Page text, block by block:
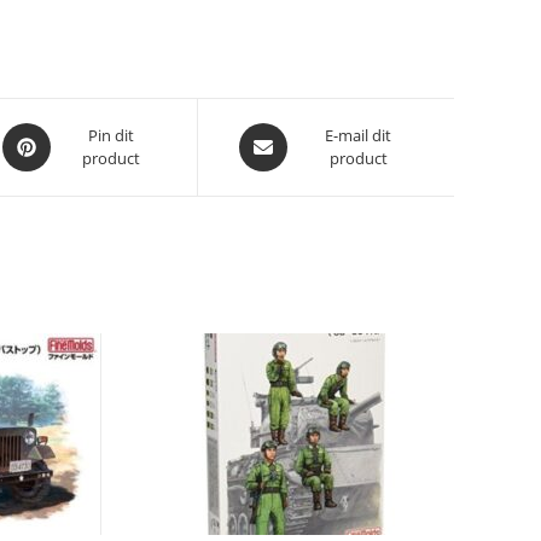
Opent
in
Pin dit
product
Opent
in
E-mail dit
product